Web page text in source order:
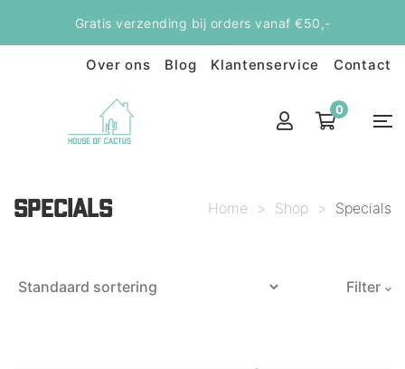
Gratis verzending bij orders vanaf €50,-
Over ons Blog Klantenservice Contact
0
SPECIALS Home > Shop > Specials
Filter